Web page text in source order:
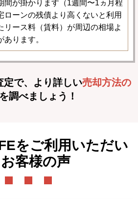
間が掛かります（1週間〜1ヵ月程
ローンの残債より高くないと利用
リース料（賃料）が周辺の相場よ
あります。
定で、より詳しい売却方法の
を調べましょう！
をご利用いただい
客様の声